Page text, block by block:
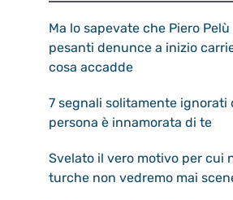
Ma lo sapevate che Piero
pesanti denunce a inizio
cosa accadde
7 segnali solitamente ignorati
persona è innamorata di te
Svelato il vero motivo per cui
turche non vedremo mai